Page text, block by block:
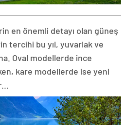
en önemli detayı olan güneş
tercihi bu yıl, yuvarlak ve
Oval modellerde ince
kare modellerde ise yeni